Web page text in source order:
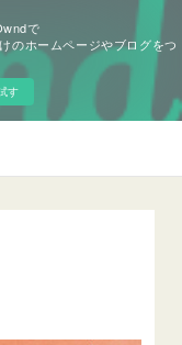
で
のホームページやブログをつ
す